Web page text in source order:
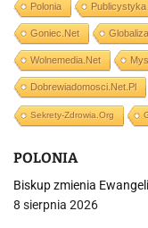
Polonia Publicystyka
Goniec.net
Wolnemedia.net
Dobrewiadomosci.net.pl
Sekrety-Zdrowia.org
POLONIA
Biskup zmienia
8 sierpnia 2026